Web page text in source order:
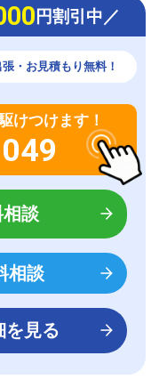
円割引中／
張・お見積もり無料！
けつけます！
談
相談
を見る